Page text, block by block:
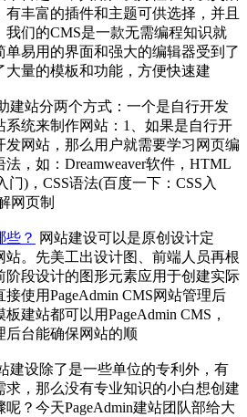
丰富的插件和主题可供选择，并且
们的CMS是一款无需编程知识就
易用的界面和强大的编辑器受到了
量的模板和功能，方便快速建
建站分两个方式：一个是自行开发
系统来制作网站：1、如果是自行开
发网站，那么用户就需要学习网页编
，如：Dreamweaver软件，HTML
)，CSS语法(百度一下：CSS入
网页制
些？ 网站建设可以是原创设计定
。先美工出设计图、前端人员再根
阶段设计的图形元素应用于创建实际
使用PageAdmin CMS网站管理后
建站都可以用PageAdmin CMS，
后台能确保网站的顺
建设除了是一些单位的专利外，有
，那么没有专业知识的小白想创建
？今天PageAdmin建站团队部给大